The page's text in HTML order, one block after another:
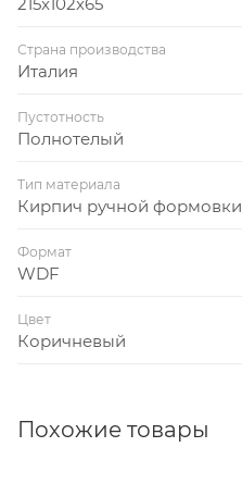
Страна производства
Италия
Пустотность
Полнотелый
Тип материала
Кирпич ручной формовки
Формат
WDF
Цвет
Коричневый
Похожие товары